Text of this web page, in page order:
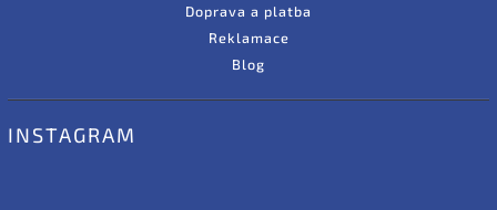
Doprava a platba
Reklamace
Blog
INSTAGRAM